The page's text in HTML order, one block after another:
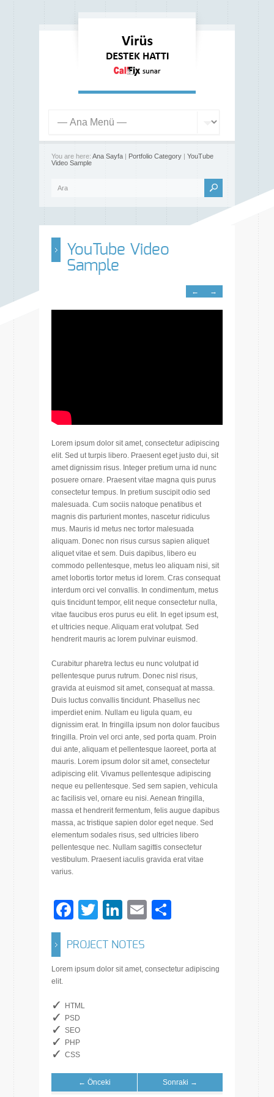
You are here: Ana Sayfa | Portfolio Category | YouTube
Video Sample
YouTube Video
Sample
← →
Lorem ipsum dolor sit amet, consectetur adipiscing
elit. Sed ut turpis libero. Praesent eget justo dui, sit
amet dignissim risus. Integer pretium urna id nunc
posuere ornare. Praesent vitae magna quis purus
consectetur tempus. In pretium suscipit odio sed
malesuada. Cum sociis natoque penatibus et
magnis dis parturient montes, nascetur ridiculus
mus. Mauris id metus nec tortor malesuada
aliquam. Donec non risus cursus sapien aliquet
aliquet vitae et sem. Duis dapibus, libero eu
commodo pellentesque, metus leo aliquam nisi, sit
amet lobortis tortor metus id lorem. Cras consequat
interdum orci vel convallis. In condimentum, metus
quis tincidunt tempor, elit neque consectetur nulla,
vitae faucibus eros purus eu elit. In eget ipsum est,
et ultricies neque. Aliquam erat volutpat. Sed
hendrerit mauris ac lorem pulvinar euismod.
Curabitur pharetra lectus eu nunc volutpat id
pellentesque purus rutrum. Donec nisl risus,
gravida at euismod sit amet, consequat at massa.
Duis luctus convallis tincidunt. Phasellus nec
imperdiet enim. Nullam eu ligula quam, eu
dignissim erat. In fringilla ipsum non dolor faucibus
fringilla. Proin vel orci ante, sed porta quam. Proin
dui ante, aliquam et pellentesque laoreet, porta at
mauris. Lorem ipsum dolor sit amet, consectetur
adipiscing elit. Vivamus pellentesque adipiscing
neque eu pellentesque. Sed sem sapien, vehicula
ac facilisis vel, ornare eu nisi. Aenean fringilla,
massa et hendrerit fermentum, felis augue dapibus
massa, ac tristique sapien dolor eget neque. Sed
elementum sodales risus, sed ultricies libero
pellentesque nec. Nullam sagittis consectetur
vestibulum. Praesent iaculis gravida erat vitae
varius.
Facebook
Twitter
LinkedIn
Email
PROJECT NOTES
Lorem ipsum dolor sit amet, consectetur adipiscing
elit.
HTML
PSD
SEO
PHP
CSS
← Önceki Sonraki →